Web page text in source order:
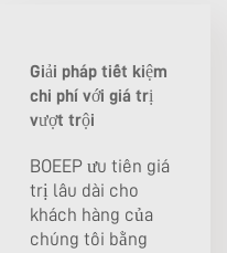
Giải pháp tiết kiệm
chi phí với giá trị
vượt trội
BOEEP ưu tiên giá
trị lâu dài cho
khách hàng của
chúng tôi bằng